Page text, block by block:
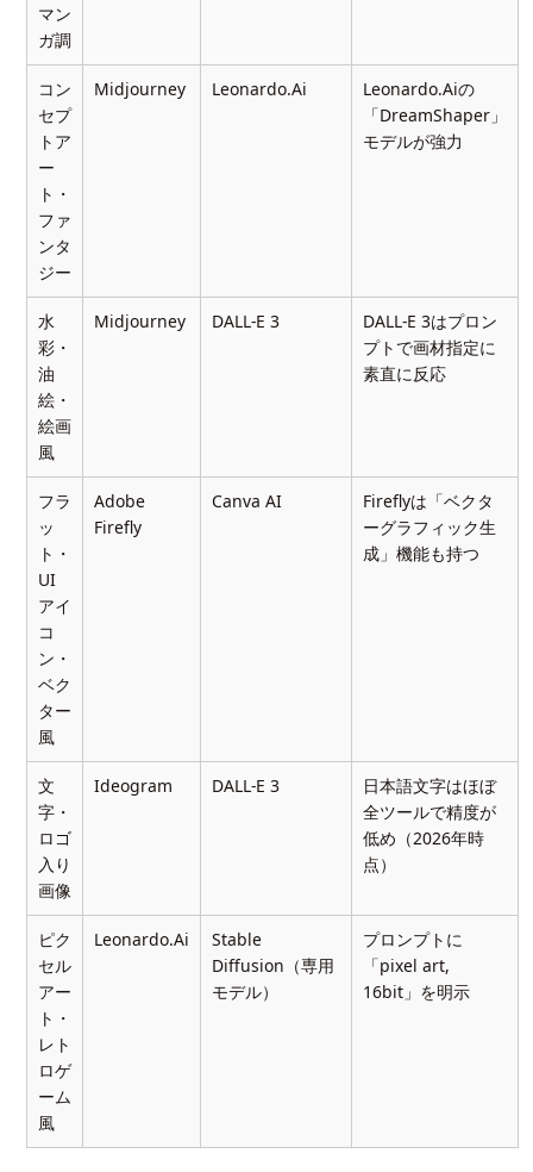
マン
ガ調
コン
セプ
トア
ー
ト・
ファ
ンタ
ジー
Midjourney Leonardo.Ai
Leonardo.Aiの
「DreamShaper」
モデルが強力
水
彩・
油
絵・
絵画
風
Midjourney DALL-E 3
DALL-E 3はプロン
プトで画材指定に
素直に反応
フラ
ッ
ト・
UI
アイ
コ
ン・
ベク
ター
風
Adobe
Firefly
Canva AI
Fireflyは「ベクタ
ーグラフィック生
成」機能も持つ
文
字・
ロゴ
入り
画像
Ideogram DALL-E 3
日本語文字はほぼ
全ツールで精度が
低め（2026年時
点）
ピク
セル
アー
ト・
レト
ロゲ
ーム
風
Leonardo.Ai
Stable
Diffusion（専用
モデル）
プロンプトに
「pixel art,
16bit」を明示